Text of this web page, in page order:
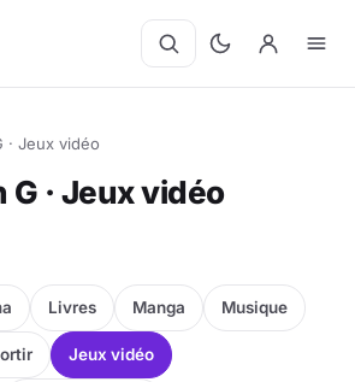
· Jeux vidéo
· Jeux vidéo
Livres Manga Musique
Jeux vidéo